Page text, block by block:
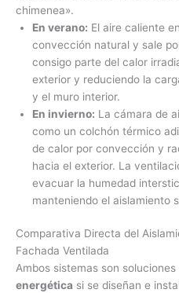
chimenea».
En verano: El aire caliente
convección natural y sale
consigo parte del calor
exterior y reduciendo la
y el muro interior.
En invierno: La cámara de
como un colchón térmico
de calor por convección y
hacia el exterior. La
evacuar la humedad
manteniendo el aislamiento
Comparativa Directa del
Fachada Ventilada
Ambos sistemas son soluciones
energética si se diseñan e